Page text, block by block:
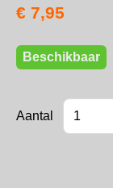
€ 7,95
Beschikbaar
Aantal